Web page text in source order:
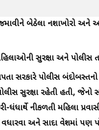
બેઠેલા નશાખોરો
સુરક્ષા અને પોલીસ
સરકારે પોલીસ
સુરક્ષા રહેતી હતી,
ધંધાર્થે નીકળતી મહિલા
અને સાદા વેશમાં પણ